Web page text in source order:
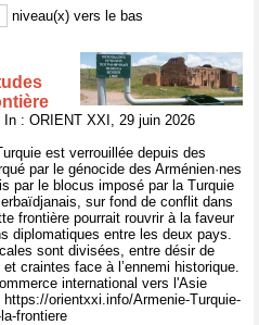
niveau(x) vers le bas
: ORIENT XXI, 29 juin 2026
est verrouillée depuis des
par le génocide des Arménien·nes
par le blocus imposé par la Turquie
sur fond de conflit dans
frontière pourrait rouvrir à la faveur
diplomatiques entre les deux pays.
sont divisées, entre désir de
craintes face à l’ennemi historique.
international vers l'Asie
orientxxi.info/Armenie-Turquie-
frontiere